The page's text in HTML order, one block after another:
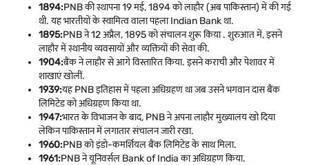
1894:PNB की स्थापना 19 मई, 1894 को लाहौर (अब पाकिस्तान) में की गई
थी. यह भारतीयों के स्वामित्व वाला पहला Indian Bank था.
1895:PNB ने 12 अप्रैल, 1895 को संचालन शुरू किया . शुरुआत में, इसने
लाहौर में स्थानीय व्यवसायों और व्यक्तियों की सेवा की.
1904:बैंक ने लाहौर से आगे विस्तारित किया. इसने कराची और पेशावर में
शाखाएं खोलीं.
1939:यह PNB इतिहास में पहला अधिग्रहण था जब उसने भगवान दास बैंक
लिमिटेड को अधिग्रहण किया था.
1947:भारत के विभाजन के बाद, PNB ने अपना लाहौर मुख्यालय खो दिया
लेकिन पाकिस्तान में लगातार संचालन जारी रखा.
1960:PNB को इंडो-कमर्शियल बैंक लिमिटेड के साथ मिला.
1961:PNB ने यूनिवर्सल Bank of India का अधिग्रहण किया.